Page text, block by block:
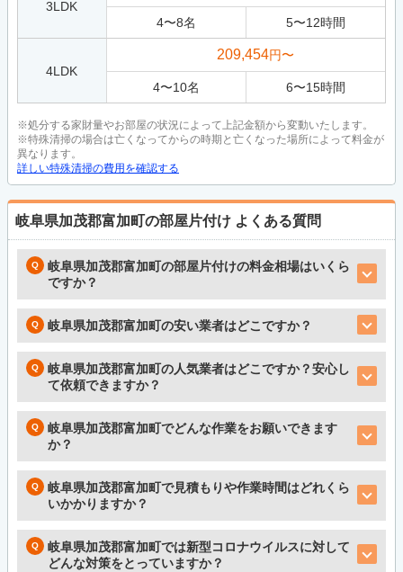
3LDK
4〜8名 5〜12時間
4LDK
209,454円〜
4〜10名 6〜15時間
※処分する家財量やお部屋の状況によって上記金額から変動いたします。
※特殊清掃の場合は亡くなってからの時期と亡くなった場所によって料金が
異なります。
詳しい特殊清掃の費用を確認する
岐阜県加茂郡富加町の部屋片付け よくある質問
岐阜県加茂郡富加町の部屋片付けの料金相場はいくら
ですか？
岐阜県加茂郡富加町の安い業者はどこですか？
岐阜県加茂郡富加町の人気業者はどこですか？安心し
て依頼できますか？
岐阜県加茂郡富加町でどんな作業をお願いできます
か？
岐阜県加茂郡富加町で見積もりや作業時間はどれくら
いかかりますか？
岐阜県加茂郡富加町では新型コロナウイルスに対して
どんな対策をとっていますか？